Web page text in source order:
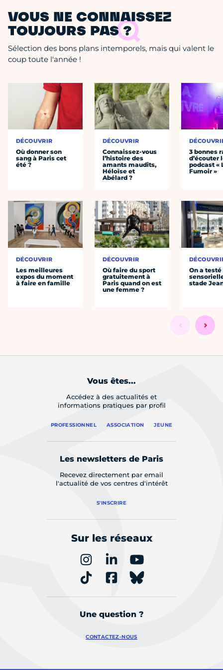
VOUS NE CONNAISSEZ
TOUJOURS PAS ?
Sélection des bons plans intemporels, mais qui valent le
coup toute l'année !
DÉCOUVRIR
Où donner son
sang à Paris cet
été ?
DÉCOUVRIR
Les meilleures
expos du moment
à faire en famille
DÉCOUVRIR
Connaissez-vous
l’histoire des
amants maudits,
Héloïse et
Abélard ?
DÉCOUVRIR
Où faire du sport
gratuitement à
Paris quand on est
une femme ?
3 bonnes
d’écouter
podcast «
Fumoir »
On a
stade
Vous êtes...
Accédez à des actualités et
informations pratiques par profil
PROFESSIONNEL ASSOCIATION JEUNE
Les newsletters de Paris
Recevez directement par email
l'actualité de vos centres d'intérêt
S'INSCRIRE
Sur les réseaux
Une question ?
CONTACTEZ-NOUS